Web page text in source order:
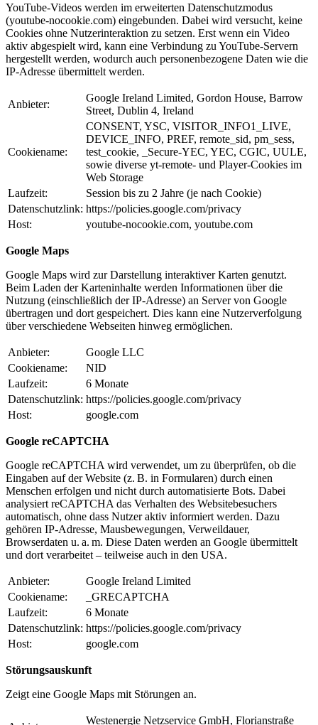
YouTube-Videos werden im erweiterten Datenschutzmodus
(youtube-nocookie.com) eingebunden. Dabei wird versucht, keine
Cookies ohne Nutzerinteraktion zu setzen. Erst wenn ein Video
aktiv abgespielt wird, kann eine Verbindung zu YouTube-Servern
hergestellt werden, wodurch auch personenbezogene Daten wie die
IP-Adresse übermittelt werden.
Anbieter:
Google Ireland Limited, Gordon House, Barrow
Street, Dublin 4, Ireland
Cookiename:
CONSENT, YSC, VISITOR_INFO1_LIVE,
DEVICE_INFO, PREF, remote_sid, pm_sess,
test_cookie, _Secure-YEC, YEC, CGIC, UULE,
sowie diverse yt-remote- und Player-Cookies im
Web Storage
Laufzeit:
Session bis zu 2 Jahre (je nach Cookie)
Datenschutzlink: https://policies.google.com/privacy
Host:
youtube-nocookie.com, youtube.com
Google Maps
Google Maps wird zur Darstellung interaktiver Karten genutzt.
Beim Laden der Karteninhalte werden Informationen über die
Nutzung (einschließlich der IP-Adresse) an Server von Google
übertragen und dort gespeichert. Dies kann eine Nutzerverfolgung
über verschiedene Webseiten hinweg ermöglichen.
Anbieter:
Google LLC
Cookiename:
NID
Laufzeit:
6 Monate
Datenschutzlink: https://policies.google.com/privacy
Host:
google.com
Google reCAPTCHA
Google reCAPTCHA wird verwendet, um zu überprüfen, ob die
Eingaben auf der Website (z. B. in Formularen) durch einen
Menschen erfolgen und nicht durch automatisierte Bots. Dabei
analysiert reCAPTCHA das Verhalten des Websitebesuchers
automatisch, ohne dass Nutzer aktiv informiert werden. Dazu
gehören IP-Adresse, Mausbewegungen, Verweildauer,
Browserdaten u. a. m. Diese Daten werden an Google übermittelt
und dort verarbeitet – teilweise auch in den USA.
Anbieter:
Google Ireland Limited
Cookiename:
_GRECAPTCHA
Laufzeit:
6 Monate
Datenschutzlink: https://policies.google.com/privacy
Host:
google.com
Störungsauskunft
Zeigt eine Google Maps mit Störungen an.
Westenergie Netzservice GmbH, Florianstraße